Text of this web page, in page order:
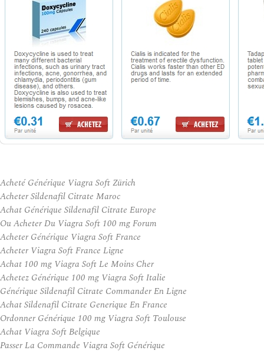
Acheté Générique Viagra Soft Zürich
Acheter Sildenafil Citrate Maroc
Achat Générique Sildenafil Citrate Europe
Ou Acheter Du Viagra Soft 100 mg Forum
Acheter Générique Viagra Soft France
Acheter Viagra Soft France Ligne
Achat 100 mg Viagra Soft Le Moins Cher
Achetez Générique 100 mg Viagra Soft Italie
Générique Sildenafil Citrate Commander En Ligne
Achat Sildenafil Citrate Generique En France
Ordonner Générique 100 mg Viagra Soft Toulouse
Achat Viagra Soft Belgique
Passer La Commande Viagra Soft Générique